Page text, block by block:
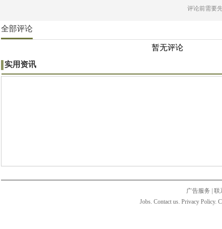
评论前需要
全部评论
暂无评论
实用资讯
广告服务
联
Jobs. Contact us. Privacy Policy.